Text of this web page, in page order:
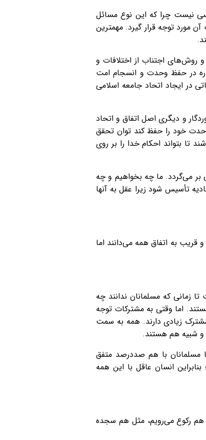
نیست چرا که این نوع مسائل
مورد توجه قرار گیرد. مهمترین
بیش از ۵۰ آیه درباره وحدت و انسجام و روش‌های اجتناب از اختلافات و
در حفظ وحدت و انسجام امت
در ایجاد اتحاد جامعه اسلامی
و دیگری اصل اتفاق و اتحاد
خود را حفظ کند توان تحقق
بتواند احکام خدا را بر روی
بر می‌گردد. ما چه بخواهیم و چه
تأسیس شود زیرا عقل به آنها
به اتفاق همه می‌دانند اما
زمانی که مسلمانان ندانند چه
اما وقتی به مشترکات توجه
زیادی دارند. همه به سمت
مسلمانان با هم صددرصد متفق
انسان عاقل با این همه
هم رکوع می‌رویم، مثل هم سجده